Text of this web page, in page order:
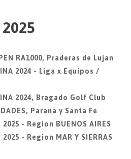
2025
RA1000, Praderas de Lujan
2024 - Liga x Equipos /
2024, Bragado Golf Club
Parana y Santa Fe
- Region BUENOS AIRES
- Region MAR Y SIERRAS